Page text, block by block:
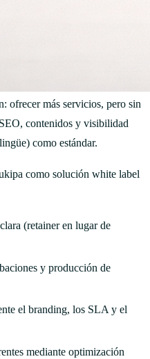
ofrecer más servicios, pero sin
contenidos y visibilidad
como estándar.
como solución white label
(retainer en lugar de
y producción de
el branding, los SLA y el
mediante optimización